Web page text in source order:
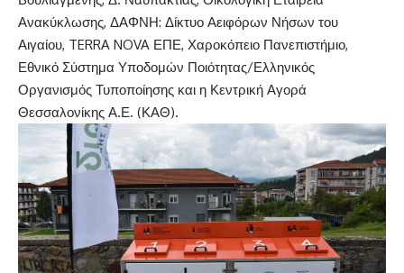
Ανακύκλωσης, ΔΑΦΝΗ: Δίκτυο Αειφόρων Νήσων του
Αιγαίου, TERRA NOVA ΕΠΕ, Χαροκόπειο Πανεπιστήμιο,
Εθνικό Σύστημα Υποδομών Ποιότητας/Ελληνικός
Οργανισμός Τυποποίησης και η Κεντρική Αγορά
Θεσσαλονίκης Α.Ε. (ΚΑΘ).